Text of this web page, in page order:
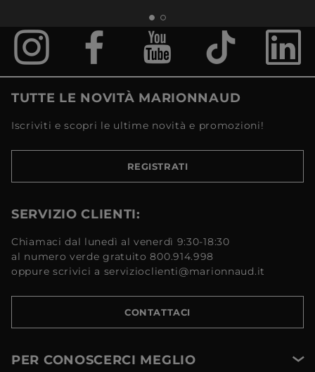
TUTTE LE NOVITÀ MARIONNAUD
Iscriviti e scopri le ultime novità e promozioni!
REGISTRATI
SERVIZIO CLIENTI:
Chiamaci dal lunedì al venerdì 9:30-18:30
al numero verde gratuito 800.914.998
oppure scrivici a servizioclienti@marionnaud.it
CONTATTACI
PER CONOSCERCI MEGLIO